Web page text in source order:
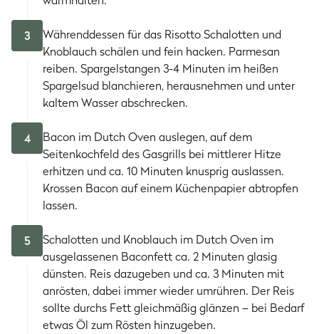
3
Währenddessen für das Risotto Schalotten und
Knoblauch schälen und fein hacken. Parmesan
reiben. Spargelstangen 3-4 Minuten im heißen
Spargelsud blanchieren, herausnehmen und unter
kaltem Wasser abschrecken.
4
Bacon im Dutch Oven auslegen, auf dem
Seitenkochfeld des Gasgrills bei mittlerer Hitze
erhitzen und ca. 10 Minuten knusprig auslassen.
Krossen Bacon auf einem Küchenpapier abtropfen
lassen.
5
Schalotten und Knoblauch im Dutch Oven im
ausgelassenen Baconfett ca. 2 Minuten glasig
dünsten. Reis dazugeben und ca. 3 Minuten mit
anrösten, dabei immer wieder umrühren. Der Reis
sollte durchs Fett gleichmäßig glänzen – bei Bedarf
etwas Öl zum Rösten hinzugeben.